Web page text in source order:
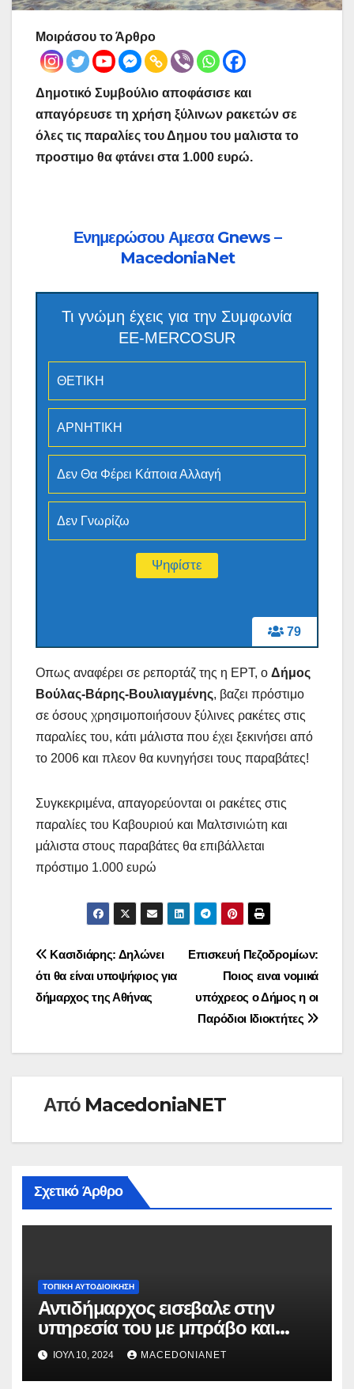
Μοιράσου το Άρθρο
Δημοτικό Συμβούλιο αποφάσισε και
απαγόρευσε τη χρήση ξύλινων ρακετών σε
όλες τις παραλίες του Δημου του μαλιστα το
προστιμο θα φτάνει στα 1.000 ευρώ.
Ενημερώσου Αμεσα Gnews –
MacedoniaNet
79
Τι γνώμη έχεις για την Συμφωνία
ΕΕ-MERCOSUR
ΘΕΤΙΚΗ
ΑΡΝΗΤΙΚΗ
Δεν Θα Φέρει Κάποια Αλλαγή
Δεν Γνωρίζω
Οπως αναφέρει σε ρεπορτάζ της η ΕΡΤ, ο Δήμος
Βούλας-Βάρης-Βουλιαγμένης, βαζει πρόστιμο
σε όσους χρησιμοποιήσουν ξύλινες ρακέτες στις
παραλίες του, κάτι μάλιστα που έχει ξεκινήσει από
το 2006 και πλεον θα κυνηγήσει τους παραβάτες!
Συγκεκριμένα, απαγορεύονται οι ρακέτες στις
παραλίες του Καβουριού και Μαλτσινιώτη και
μάλιστα στους παραβάτες θα επιβάλλεται
πρόστιμο 1.000 ευρώ
Πλοήγηση
άρθρων
Επισκευή Πεζοδρομίων:
Ποιος ειναι νομικά
υπόχρεος ο Δήμος η οι
Παρόδιοι Ιδιοκτήτες
Κασιδιάρης: Δηλώνει
ότι θα είναι υποψήφιος για
δήμαρχος της Αθήνας
Από MacedoniaNET
Σχετικό Άρθρο
ΤΟΠΙΚΉ ΑΥΤΟΔΙΟΊΚΗΣΗ
Αντιδήμαρχος εισεβαλε στην
υπηρεσία του με μπράβο και
απειλούσε εργαζόμενους!
ΙΟΎΛ 10, 2024 MACEDONIANET